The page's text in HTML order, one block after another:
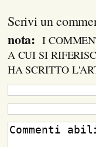
Scrivi un
nota:I
A CUI SI
HA SCRITTO